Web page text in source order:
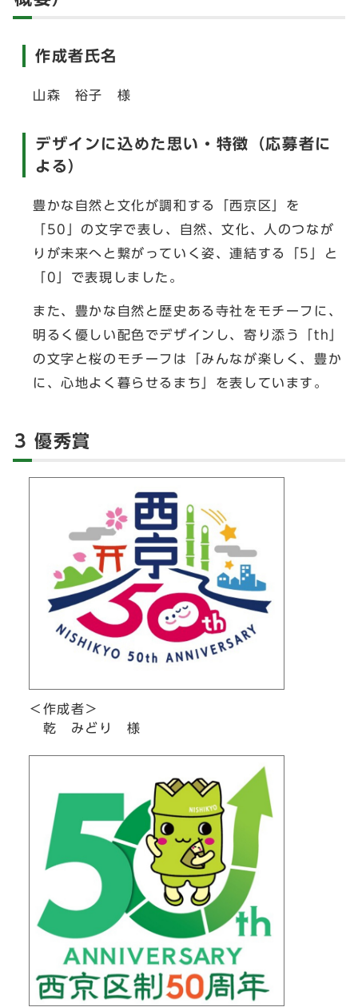
作成者氏名
山森 裕子 様
デザインに込めた思い・特徴（応募者に
よる）
豊かな自然と文化が調和する「西京区」を
「50」の文字で表し、自然、文化、人のつなが
りが未来へと繋がっていく姿、連結する「5」と
「0」で表現しました。
また、豊かな自然と歴史ある寺社をモチーフに、
明るく優しい配色でデザインし、寄り添う「th」
の文字と桜のモチーフは「みんなが楽しく、豊か
に、心地よく暮らせるまち」を表しています。
3 優秀賞
＜作成者＞
乾 みどり 様